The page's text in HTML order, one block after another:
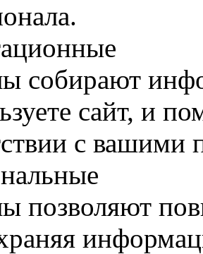
собирают
сайт, и
с вашими
позволяют